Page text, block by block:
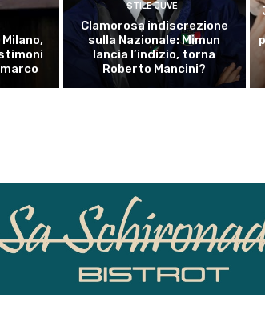
STILE JUVE
Clamorosa indiscrezione
sulla Nazionale: Mimun
lancia l’indizio, torna
Roberto Mancini?